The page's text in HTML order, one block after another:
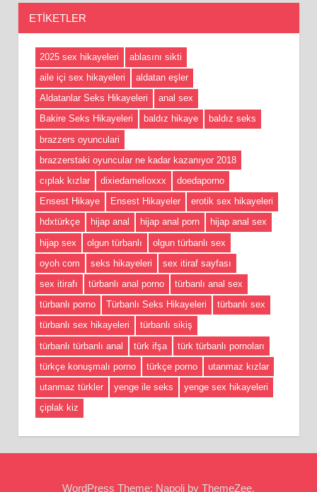
ETIKETLER
2025 sex hikayeleri
ablasını sikti
aile içi sex hikayeleri
aldatan eşler
Aldatanlar Seks Hikayeleri
anal sex
Bakire Seks Hikayeleri
baldız hikaye
baldız seks
brazzers oyunculari
brazzerstaki oyuncular ne kadar kazanıyor 2018
cıplak kızlar
dixiedamelioxxx
doedaporno
Ensest Hikaye
Ensest Hikayeler
erotik sex hikayeleri
hdxtürkçe
hijap anal hijap anal porn
hijap anal sex
hijap sex
olgun türbanlı
olgun türbanlı sex
oyoh com
seks hikayeleri
sex itiraf sayfası
sex itirafı
türbanlı anal porno
türbanlı anal sex
türbanlı porno
Türbanlı Seks Hikayeleri
türbanlı sex
türbanlı sex hikayeleri
türbanlı sikiş
türbanlı türbanlı anal
türk ifşa
türk türbanlı pornoları
türkçe konuşmalı porno
türkçe porno
utanmaz kızlar
utanmaz türkler
yenge ile seks
yenge sex hikayeleri
çiplak kiz
WordPress Theme: Napoli by ThemeZee.